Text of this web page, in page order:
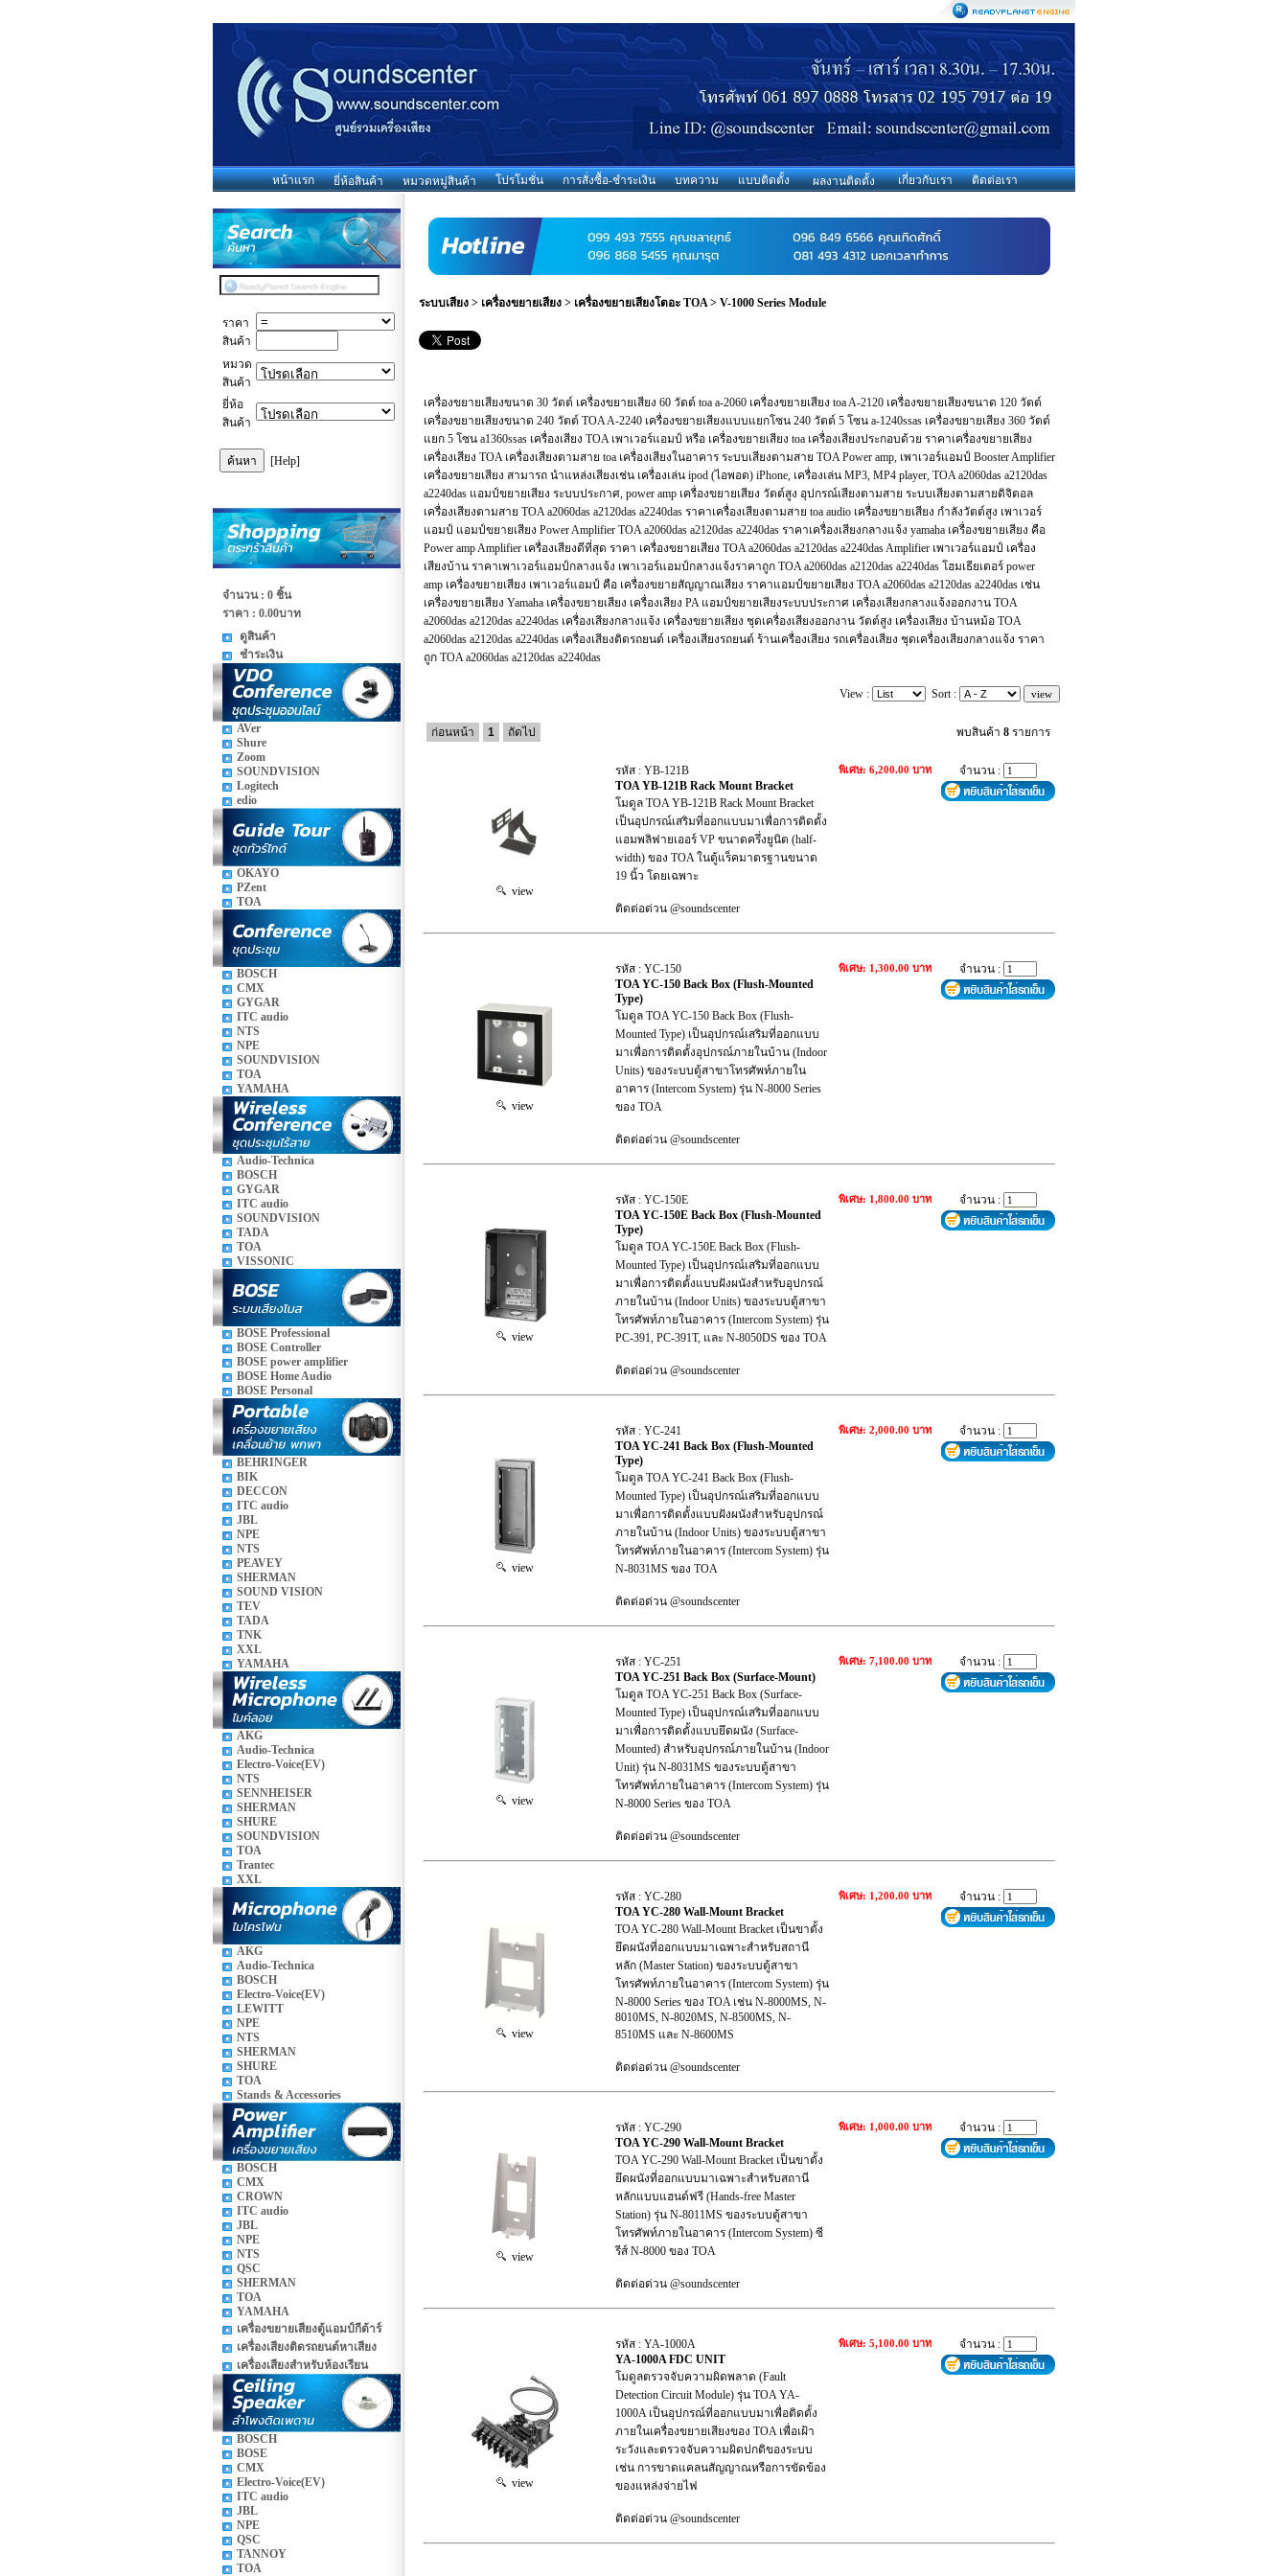
หน้าแรก ยี่ห้อสินค้า หมวดหมู่สินค้า โปรโมชั่น การสั่งซื้อ-ชำระเงิน บทความ แบบติดตั้ง ผลงานติดตั้ง เกี่ยวกับเรา ติดต่อเรา
ราคา
สินค้า
หมวด
สินค้า
ยี่ห้อ
สินค้า
[Help]
จำนวน : 0 ชิ้น
ราคา : 0.00บาท
ดูสินค้า
ชำระเงิน
AVer
Shure
Zoom
SOUNDVISION
Logitech
edio
OKAYO
PZent
TOA
BOSCH
CMX
GYGAR
ITC audio
NTS
NPE
SOUNDVISION
TOA
YAMAHA
Audio-Technica
BOSCH
GYGAR
ITC audio
SOUNDVISION
TADA
TOA
VISSONIC
BOSE Professional
BOSE Controller
BOSE power amplifier
BOSE Home Audio
BOSE Personal
BEHRINGER
BIK
DECCON
ITC audio
JBL
NPE
NTS
PEAVEY
SHERMAN
SOUND VISION
TEV
TADA
TNK
XXL
YAMAHA
AKG
Audio-Technica
Electro-Voice(EV)
NTS
SENNHEISER
SHERMAN
SHURE
SOUNDVISION
TOA
Trantec
XXL
AKG
Audio-Technica
BOSCH
Electro-Voice(EV)
LEWITT
NPE
NTS
SHERMAN
SHURE
TOA
Stands & Accessories
BOSCH
CMX
CROWN
ITC audio
JBL
NPE
NTS
QSC
SHERMAN
TOA
YAMAHA
เครื่องขยายเสียงตู้แอมป์กีต้าร์
เครื่องเสียงติดรถยนต์หาเสียง
เครื่องเสียงสำหรับห้องเรียน
BOSCH
BOSE
CMX
Electro-Voice(EV)
ITC audio
JBL
NPE
QSC
TANNOY
TOA
ระบบเสียง > เครื่องขยายเสียง> เครื่องขยายเสียงโตอะ TOA>V-1000 Series Module
เครื่องขยายเสียงขนาด 30 วัตต์ เครื่องขยายเสียง 60 วัตต์ toa a-2060 เครื่องขยายเสียง toa A-2120 เครื่องขยายเสียงขนาด 120 วัตต์
เครื่องขยายเสียงขนาด 240 วัตต์ TOA A-2240 เครื่องขยายเสียงแบบแยกโซน 240 วัตต์ 5 โซน a-1240ssas เครื่องขยายเสียง 360 วัตต์
แยก 5 โซน a1360ssas เครื่องเสียง TOA เพาเวอร์แอมป์ หรือ เครื่องขยายเสียง toa เครื่องเสียงประกอบด้วย ราคาเครื่องขยายเสียง
เครื่องเสียง TOA เครื่องเสียงตามสาย toa เครื่องเสียงในอาคาร ระบบเสียงตามสาย TOA Power amp, เพาเวอร์แอมป์ Booster Amplifier
เครื่องขยายเสียง สามารถ นำแหล่งเสียงเช่น เครื่องเล่น ipod (ไอพอด) iPhone, เครื่องเล่น MP3, MP4 player, TOA a2060das a2120das
a2240das แอมป์ขยายเสียง ระบบประกาศ, power amp เครื่องขยายเสียง วัตต์สูง อุปกรณ์เสียงตามสาย ระบบเสียงตามสายดิจิตอล
เครื่องเสียงตามสาย TOA a2060das a2120das a2240das ราคาเครื่องเสียงตามสาย toa audio เครื่องขยายเสียง กำลังวัตต์สูง เพาเวอร์
แอมป์ แอมป์ขยายเสียง Power Amplifier TOA a2060das a2120das a2240das ราคาเครื่องเสียงกลางแจ้ง yamaha เครื่องขยายเสียง คือ
Power amp Amplifier เครื่องเสียงดีที่สุด ราคา เครื่องขยายเสียง TOA a2060das a2120das a2240das Amplifier เพาเวอร์แอมป์ เครื่อง
เสียงบ้าน ราคาเพาเวอร์แอมป์กลางแจ้ง เพาเวอร์แอมป์กลางแจ้งราคาถูก TOA a2060das a2120das a2240das โฮมเธียเตอร์ power
amp เครื่องขยายเสียง เพาเวอร์แอมป์ คือ เครื่องขยายสัญญาณเสียง ราคาแอมป์ขยายเสียง TOA a2060das a2120das a2240das เช่น
เครื่องขยายเสียง Yamaha เครื่องขยายเสียง เครื่องเสียง PA แอมป์ขยายเสียงระบบประกาศ เครื่องเสียงกลางแจ้งออกงาน TOA
a2060das a2120das a2240das เครื่องเสียงกลางแจ้ง เครื่องขยายเสียง ชุดเครื่องเสียงออกงาน วัตต์สูง เครื่องเสียง บ้านหม้อ TOA
a2060das a2120das a2240das เครื่องเสียงติดรถยนต์ เครื่องเสียงรถยนต์ ร้านเครื่องเสียง รถเครื่องเสียง ชุดเครื่องเสียงกลางแจ้ง ราคา
ถูก TOA a2060das a2120das a2240das
View : Sort :
ก่อนหน้า 1 ถัดไป พบสินค้า8 รายการ
view
รหัส : YB-121B
TOA YB-121B Rack Mount Bracket
โมดูล TOA YB-121B Rack Mount Bracket
เป็นอุปกรณ์เสริมที่ออกแบบมาเพื่อการติดตั้ง
แอมพลิฟายเออร์ VP ขนาดครึ่งยูนิต (half-
width) ของ TOA ในตู้แร็คมาตรฐานขนาด
19 นิ้ว โดยเฉพาะ
ติดต่อด่วน @soundscenter
พิเศษ: 6,200.00 บาท จำนวน :
view
รหัส : YC-150
TOA YC-150 Back Box (Flush-Mounted
Type)
โมดูล TOA YC-150 Back Box (Flush-
Mounted Type) เป็นอุปกรณ์เสริมที่ออกแบบ
มาเพื่อการติดตั้งอุปกรณ์ภายในบ้าน (Indoor
Units) ของระบบตู้สาขาโทรศัพท์ภายใน
อาคาร (Intercom System) รุ่น N-8000 Series
ของ TOA
ติดต่อด่วน @soundscenter
พิเศษ: 1,300.00 บาท จำนวน :
view
รหัส : YC-150E
TOA YC-150E Back Box (Flush-Mounted
Type)
โมดูล TOA YC-150E Back Box (Flush-
Mounted Type) เป็นอุปกรณ์เสริมที่ออกแบบ
มาเพื่อการติดตั้งแบบฝังผนังสำหรับอุปกรณ์
ภายในบ้าน (Indoor Units) ของระบบตู้สาขา
โทรศัพท์ภายในอาคาร (Intercom System) รุ่น
PC-391, PC-391T, และ N-8050DS ของ TOA
ติดต่อด่วน @soundscenter
พิเศษ: 1,800.00 บาท จำนวน :
view
รหัส : YC-241
TOA YC-241 Back Box (Flush-Mounted
Type)
โมดูล TOA YC-241 Back Box (Flush-
Mounted Type) เป็นอุปกรณ์เสริมที่ออกแบบ
มาเพื่อการติดตั้งแบบฝังผนังสำหรับอุปกรณ์
ภายในบ้าน (Indoor Units) ของระบบตู้สาขา
โทรศัพท์ภายในอาคาร (Intercom System) รุ่น
N-8031MS ของ TOA
ติดต่อด่วน @soundscenter
พิเศษ: 2,000.00 บาท จำนวน :
view
รหัส : YC-251
TOA YC-251 Back Box (Surface-Mount)
โมดูล TOA YC-251 Back Box (Surface-
Mounted Type) เป็นอุปกรณ์เสริมที่ออกแบบ
มาเพื่อการติดตั้งแบบยึดผนัง (Surface-
Mounted) สำหรับอุปกรณ์ภายในบ้าน (Indoor
Unit) รุ่น N-8031MS ของระบบตู้สาขา
โทรศัพท์ภายในอาคาร (Intercom System) รุ่น
N-8000 Series ของ TOA
ติดต่อด่วน @soundscenter
พิเศษ: 7,100.00 บาท จำนวน :
view
รหัส : YC-280
TOA YC-280 Wall-Mount Bracket
TOA YC-280 Wall-Mount Bracket เป็นขาตั้ง
ยึดผนังที่ออกแบบมาเฉพาะสำหรับสถานี
หลัก (Master Station) ของระบบตู้สาขา
โทรศัพท์ภายในอาคาร (Intercom System) รุ่น
N-8000 Series ของ TOA เช่น N-8000MS, N-
8010MS, N-8020MS, N-8500MS, N-
8510MS และ N-8600MS
ติดต่อด่วน @soundscenter
พิเศษ: 1,200.00 บาท จำนวน :
view
รหัส : YC-290
TOA YC-290 Wall-Mount Bracket
TOA YC-290 Wall-Mount Bracket เป็นขาตั้ง
ยึดผนังที่ออกแบบมาเฉพาะสำหรับสถานี
หลักแบบแฮนด์ฟรี (Hands-free Master
Station) รุ่น N-8011MS ของระบบตู้สาขา
โทรศัพท์ภายในอาคาร (Intercom System) ซี
รีส์ N-8000 ของ TOA
ติดต่อด่วน @soundscenter
พิเศษ: 1,000.00 บาท จำนวน :
view
รหัส : YA-1000A
YA-1000A FDC UNIT
โมดูลตรวจจับความผิดพลาด (Fault
Detection Circuit Module) รุ่น TOA YA-
1000A เป็นอุปกรณ์ที่ออกแบบมาเพื่อติดตั้ง
ภายในเครื่องขยายเสียงของ TOA เพื่อเฝ้า
ระวังและตรวจจับความผิดปกติของระบบ
เช่น การขาดแคลนสัญญาณหรือการขัดข้อง
ของแหล่งจ่ายไฟ
ติดต่อด่วน @soundscenter
พิเศษ: 5,100.00 บาท จำนวน :